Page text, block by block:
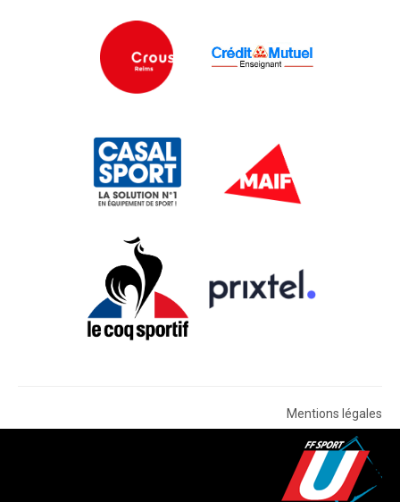
Mentions légales